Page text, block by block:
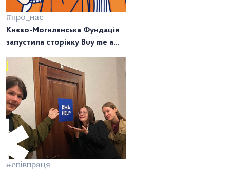
#про_нас
Києво-Могилянська Фундація
запустила сторінку Buy me a
#співпраця